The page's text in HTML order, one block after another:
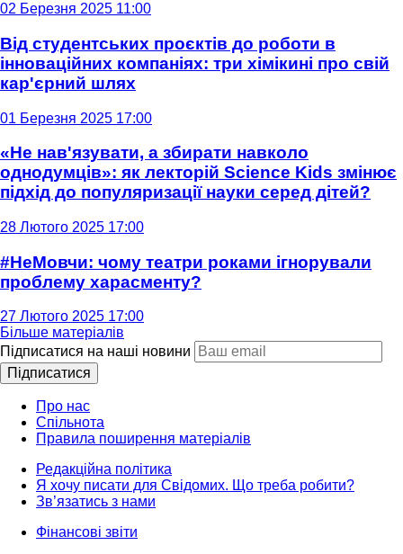
02 Березня 2025 11:00
Від студентських проєктів до роботи в
інноваційних компаніях: три хімікині про свій
кар'єрний шлях
01 Березня 2025 17:00
«Не нав'язувати, а збирати навколо
однодумців»: як лекторій Science Kids змінює
підхід до популяризації науки серед дітей?
28 Лютого 2025 17:00
#НеМовчи: чому театри роками ігнорували
проблему харасменту?
27 Лютого 2025 17:00
Більше матеріалів
Підписатися на наші новини
Підписатися
Про нас
Спільнота
Правила поширення матеріалів
Редакційна політика
Я хочу писати для Свідомих. Що треба робити?
Зв’язатись з нами
Фінансові звіти